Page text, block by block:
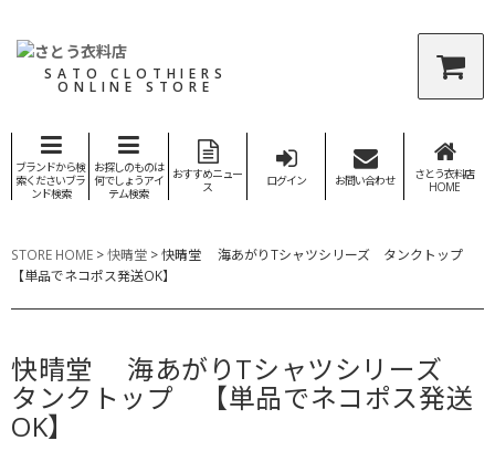
SATO CLOTHIERS
ONLINE STORE
ブランドから検
索くださいブラ
ンド検索
お探しのものは
何でしょうアイ
テム検索
おすすめニュー
ス
ログイン お問い合わせ
さとう衣料店
HOME
STORE HOME >快晴堂 >快晴堂 海あがりTシャツシリーズ タンクトップ
【単品でネコポス発送OK】
快晴堂 海あがりTシャツシリーズ
タンクトップ 【単品でネコポス発送
OK】